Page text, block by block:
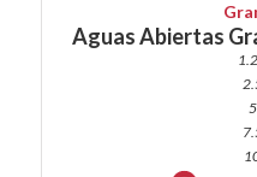
Aguas Abiertas